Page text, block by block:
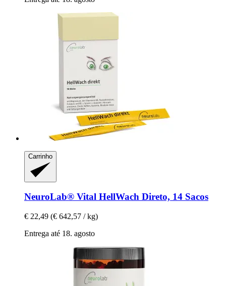
Carrinho
NeuroLab® Vital HellWach Direto, 14 Sacos
€ 22,49 (€ 642,57 / kg)
Entrega até 18. agosto